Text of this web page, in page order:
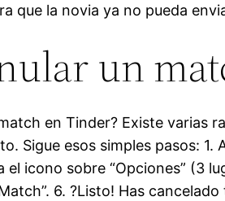
que la novia ya no pueda
un
en Tinder? Existe
Sigue esos simples pasos: 1.
el icono sobre “Opciones” (3
6. ?Listo! Has